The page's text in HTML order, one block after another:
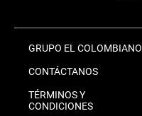
GRUPO EL COLOMBIANO
CONTÁCTANOS
TÉRMINOS Y
CONDICIONES